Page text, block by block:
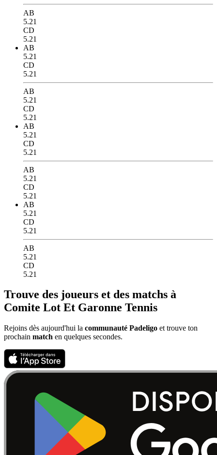
AB
5.21
CD
5.21
AB
5.21
CD
5.21
AB
5.21
CD
5.21
AB
5.21
CD
5.21
AB
5.21
CD
5.21
AB
5.21
CD
5.21
AB
5.21
CD
5.21
Trouve des joueurs et des matchs à
Comite Lot Et Garonne Tennis
Rejoins dès aujourd'hui la communauté Padeligo et trouve ton
prochain match en quelques secondes.